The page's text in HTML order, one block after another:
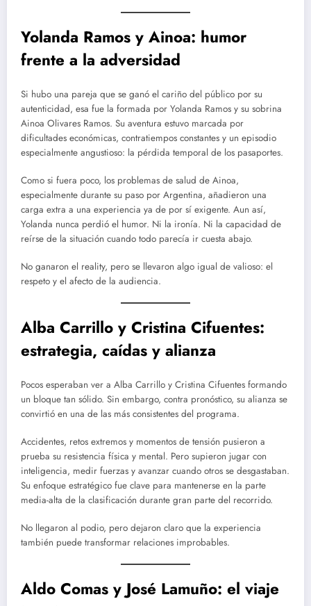
Yolanda Ramos y Ainoa: humor
frente a la adversidad
Si hubo una pareja que se ganó el cariño del público por su
autenticidad, esa fue la formada por Yolanda Ramos y su sobrina
Ainoa Olivares Ramos. Su aventura estuvo marcada por
dificultades económicas, contratiempos constantes y un episodio
especialmente angustioso: la pérdida temporal de los pasaportes.
Como si fuera poco, los problemas de salud de Ainoa,
especialmente durante su paso por Argentina, añadieron una
carga extra a una experiencia ya de por sí exigente. Aun así,
Yolanda nunca perdió el humor. Ni la ironía. Ni la capacidad de
reírse de la situación cuando todo parecía ir cuesta abajo.
No ganaron el reality, pero se llevaron algo igual de valioso: el
respeto y el afecto de la audiencia.
Alba Carrillo y Cristina Cifuentes:
estrategia, caídas y alianza
Pocos esperaban ver a Alba Carrillo y Cristina Cifuentes formando
un bloque tan sólido. Sin embargo, contra pronóstico, su alianza se
convirtió en una de las más consistentes del programa.
Accidentes, retos extremos y momentos de tensión pusieron a
prueba su resistencia física y mental. Pero supieron jugar con
inteligencia, medir fuerzas y avanzar cuando otros se desgastaban.
Su enfoque estratégico fue clave para mantenerse en la parte
media-alta de la clasificación durante gran parte del recorrido.
No llegaron al podio, pero dejaron claro que la experiencia
también puede transformar relaciones improbables.
Aldo Comas y José Lamuño: el viaje